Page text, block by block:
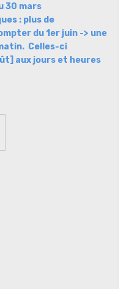
jusqu’au 30 mars
: plus de
du 1er juin -> une
Celles-ci
aux jours et heures